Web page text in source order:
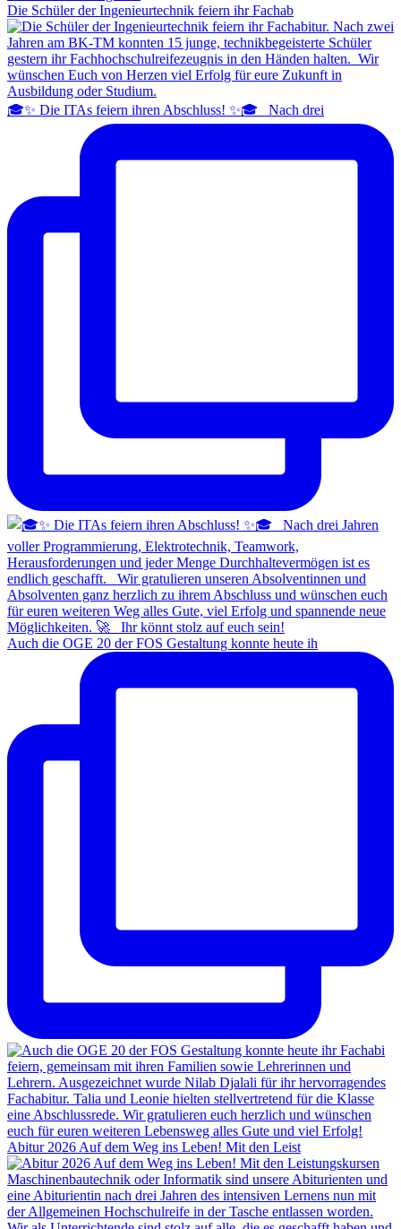
Die Schüler der Ingenieurtechnik feiern ihr Fachab
🎓✨ Die ITAs feiern ihren Abschluss! ✨🎓 Nach drei
Auch die OGE 20 der FOS Gestaltung konnte heute ih
Abitur 2026 Auf dem Weg ins Leben! Mit den Leist